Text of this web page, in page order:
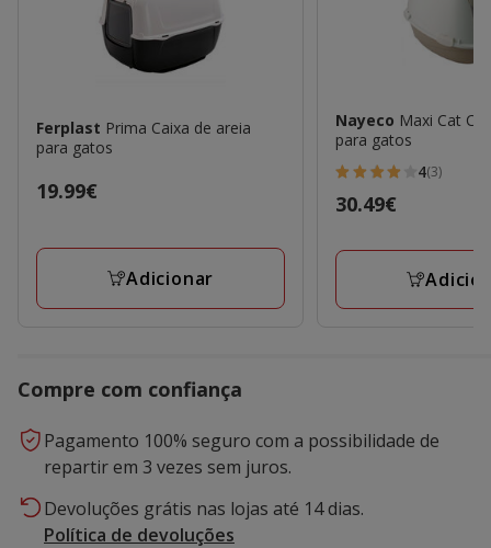
Ferplast Prima Caixa de areia
para gatos
Preço
19.99€
Adicionar
Nayeco Maxi Cat
para gatos
4
estrelas
3
avaliações
4(3)
Preço
30.49€
Compre com confiança
Pagamento 100% seguro com a possibilidade de
repartir em 3 vezes sem juros.
Devoluções grátis nas lojas até 14 dias.
Política de devoluções